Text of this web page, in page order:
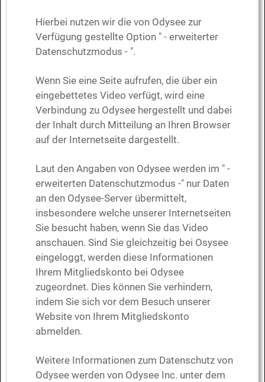
Hierbei nutzen wir die von Odysee zur
Verfügung gestellte Option " - erweiterter
Datenschutzmodus - ".
Wenn Sie eine Seite aufrufen, die über ein
eingebettetes Video verfügt, wird eine
Verbindung zu Odysee hergestellt und dabei
der Inhalt durch Mitteilung an Ihren Browser
auf der Internetseite dargestellt.
Laut den Angaben von Odysee werden im " -
erweiterten Datenschutzmodus -" nur Daten
an den Odysee-Server übermittelt,
insbesondere welche unserer Internetseiten
Sie besucht haben, wenn Sie das Video
anschauen. Sind Sie gleichzeitig bei Osysee
eingeloggt, werden diese Informationen
Ihrem Mitgliedskonto bei Odysee
zugeordnet. Dies können Sie verhindern,
indem Sie sich vor dem Besuch unserer
Website von Ihrem Mitgliedskonto
abmelden.
Weitere Informationen zum Datenschutz von
Odysee werden von Odysee Inc. unter dem